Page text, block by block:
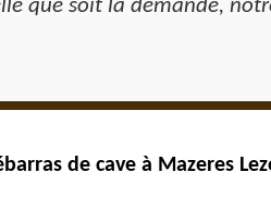
que soit la demande,
de cave à Mazeres